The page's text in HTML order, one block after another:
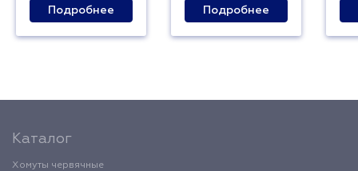
Подробнее Подробнее
Каталог
Хомуты червячные